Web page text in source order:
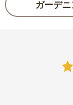
ガーデ